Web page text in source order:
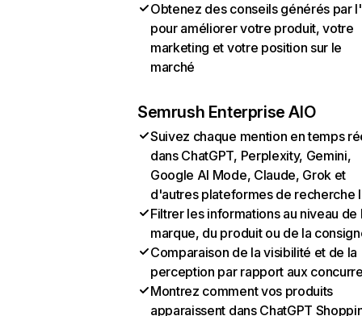
Obtenez des conseils générés par
pour améliorer votre produit, votre
marketing et votre position sur le
marché
Semrush Enterprise AIO
Suivez chaque mention en temps
dans ChatGPT, Perplexity, Gemini,
Google AI Mode, Claude, Grok et
d'autres plateformes de recherche
Filtrer les informations au niveau de
marque, du produit ou de la
Comparaison de la visibilité et de la
perception par rapport aux
Montrez comment vos produits
apparaissent dans ChatGPT